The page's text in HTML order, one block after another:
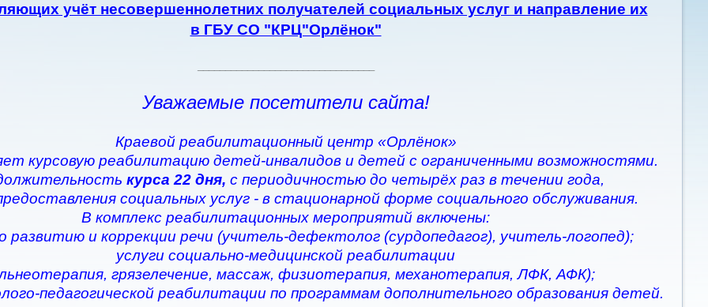
учёт несовершеннолетних получателей социальных услуг и направление их
в ГБУ СО "КРЦ"Орлёнок"
Уважаемые посетители сайта!
Краевой реабилитационный центр «Орлёнок»
курсовую реабилитацию детей-инвалидов и детей с ограниченными возможностями.
курса 22 дня, с периодичностью до четырёх раз в течении года,
социальных услуг - в стационарной форме социального обслуживания.
В комплекс реабилитационных мероприятий включены:
развитию и коррекции речи (учитель-дефектолог (сурдопедагог), учитель-логопед);
услуги социально-медицинской реабилитации
грязелечение, массаж, физиотерапия, механотерапия, ЛФК, АФК);
педагогической реабилитации по программам дополнительного образования детей.